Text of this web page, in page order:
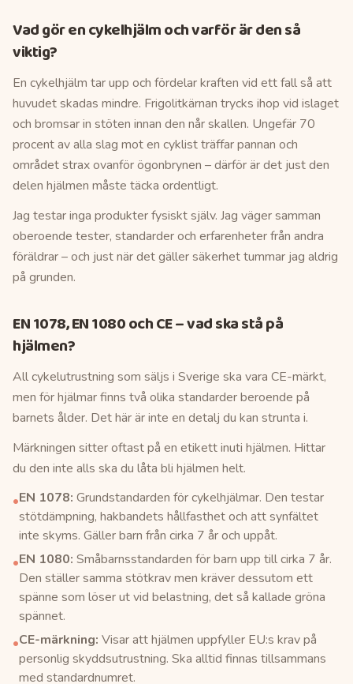
Vad gör en cykelhjälm och varför är den så
viktig?
En cykelhjälm tar upp och fördelar kraften vid ett fall så att
huvudet skadas mindre. Frigolitkärnan trycks ihop vid islaget
och bromsar in stöten innan den når skallen. Ungefär 70
procent av alla slag mot en cyklist träffar pannan och
området strax ovanför ögonbrynen – därför är det just den
delen hjälmen måste täcka ordentligt.
Jag testar inga produkter fysiskt själv. Jag väger samman
oberoende tester, standarder och erfarenheter från andra
föräldrar – och just när det gäller säkerhet tummar jag aldrig
på grunden.
EN 1078, EN 1080 och CE – vad ska stå på
hjälmen?
All cykelutrustning som säljs i Sverige ska vara CE-märkt,
men för hjälmar finns två olika standarder beroende på
barnets ålder. Det här är inte en detalj du kan strunta i.
Märkningen sitter oftast på en etikett inuti hjälmen. Hittar
du den inte alls ska du låta bli hjälmen helt.
•EN 1078: Grundstandarden för cykelhjälmar. Den testar
stötdämpning, hakbandets hållfasthet och att synfältet
inte skyms. Gäller barn från cirka 7 år och uppåt.
•EN 1080: Småbarnsstandarden för barn upp till cirka 7 år.
Den ställer samma stötkrav men kräver dessutom ett
spänne som löser ut vid belastning, det så kallade gröna
spännet.
•CE-märkning: Visar att hjälmen uppfyller EU:s krav på
personlig skyddsutrustning. Ska alltid finnas tillsammans
med standardnumret.